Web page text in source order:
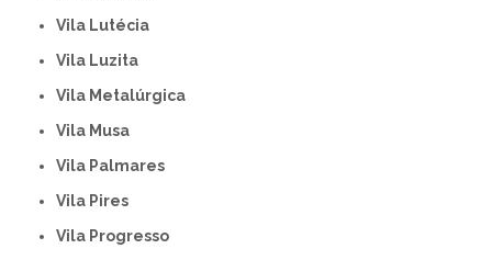
Vila Lutécia
Vila Luzita
Vila Metalúrgica
Vila Musa
Vila Palmares
Vila Pires
Vila Progresso